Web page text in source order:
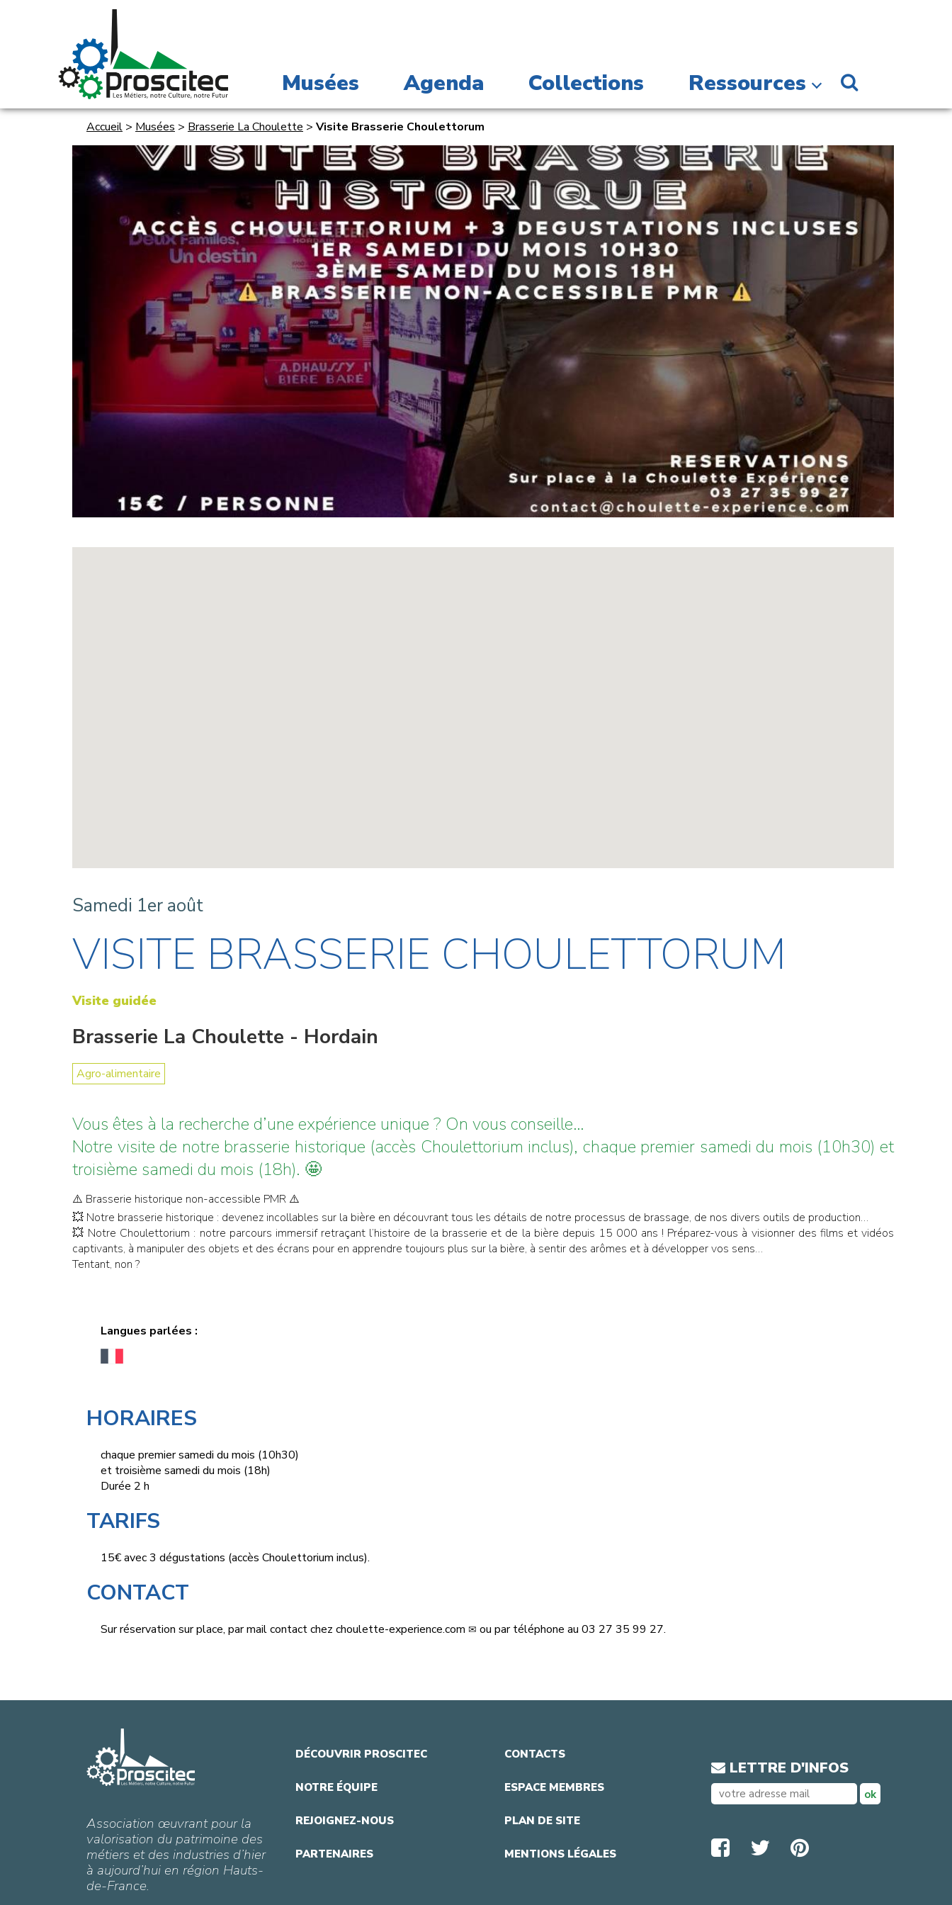
Musées Agenda Collections Ressources
Accueil > Musées > Brasserie La Choulette > Visite Brasserie Choulettorum
Samedi 1er août
VISITE BRASSERIE CHOULETTORUM
Visite guidée
Brasserie La Choulette - Hordain
Agro-alimentaire
Vous êtes à la recherche d’une expérience unique ? On vous conseille…
Notre visite de notre brasserie historique (accès Choulettorium inclus), chaque premier samedi du mois (10h30) et
troisième samedi du mois (18h). 🤩
⚠️ Brasserie historique non-accessible PMR ⚠️
💥 Notre brasserie historique : devenez incollables sur la bière en découvrant tous les détails de notre processus de brassage, de nos divers outils de production…
💥 Notre Choulettorium : notre parcours immersif retraçant l’histoire de la brasserie et de la bière depuis 15 000 ans ! Préparez-vous à visionner des films et vidéos
captivants, à manipuler des objets et des écrans pour en apprendre toujours plus sur la bière, à sentir des arômes et à développer vos sens…
Tentant, non ?
Langues parlées :
HORAIRES
chaque premier samedi du mois (10h30)
et troisième samedi du mois (18h)
Durée 2 h
TARIFS
15€ avec 3 dégustations (accès Choulettorium inclus).
CONTACT
Sur réservation sur place, par mailcontactchez choulette-experience.com ou par téléphone au 03 27 35 99 27.
Association œuvrant pour la
valorisation du patrimoine des
métiers et des industries d’hier
à aujourd’hui en région Hauts-
de-France.
DÉCOUVRIR PROSCITEC
NOTRE ÉQUIPE
REJOIGNEZ-NOUS
PARTENAIRES
CONTACTS
ESPACE MEMBRES
PLAN DE SITE
MENTIONS LÉGALES
LETTRE D'INFOS